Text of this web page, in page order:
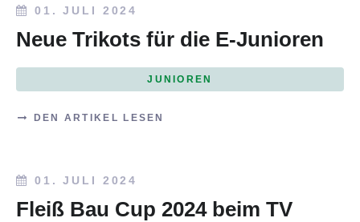
01. JULI 2024
Neue Trikots für die E-Junioren
JUNIOREN
DEN ARTIKEL LESEN
01. JULI 2024
Fleiß Bau Cup 2024 beim TV